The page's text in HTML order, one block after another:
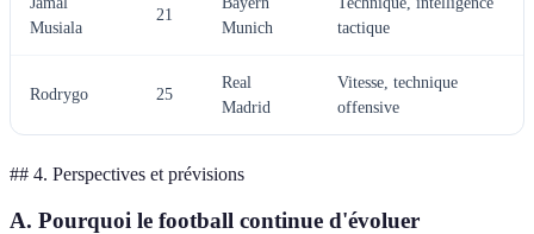
Musiala
21
Munich
tactique
Rodrygo 25
Real
Madrid
Vitesse, technique
offensive
## 4. Perspectives et prévisions
A. Pourquoi le football continue d'évoluer